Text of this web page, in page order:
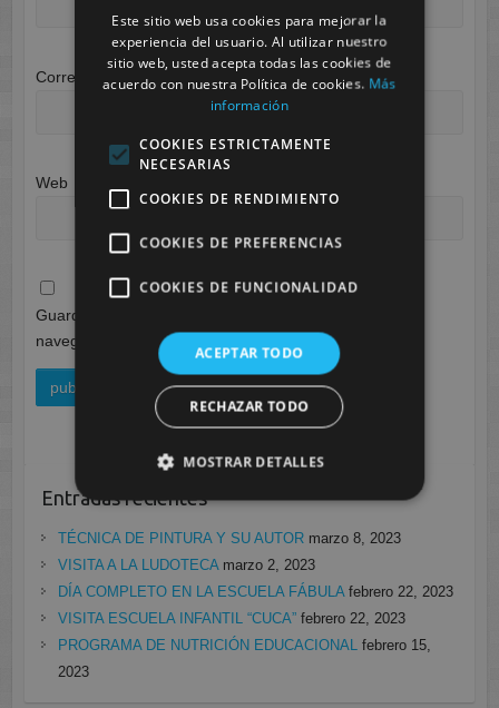
Correo electrónico
Web
Guarda mi nombre, correo electrónico y web en este
navegador para la próxima vez que comente.
Entradas recientes
TÉCNICA DE PINTURA Y SU AUTOR marzo 8, 2023
VISITA A LA LUDOTECA marzo 2, 2023
DÍA COMPLETO EN LA ESCUELA FÁBULA febrero 22, 2023
VISITA ESCUELA INFANTIL “CUCA” febrero 22, 2023
PROGRAMA DE NUTRICIÓN EDUCACIONAL febrero 15,
2023
Este sitio web usa cookies para mejorar la
experiencia del usuario. Al utilizar nuestro
sitio web, usted acepta todas las cookies de
acuerdo con nuestra Política de cookies. Más
información
COOKIES ESTRICTAMENTE
NECESARIAS
COOKIES DE RENDIMIENTO
COOKIES DE PREFERENCIAS
COOKIES DE FUNCIONALIDAD
ACEPTAR TODO
RECHAZAR TODO
MOSTRAR DETALLES